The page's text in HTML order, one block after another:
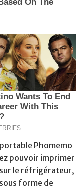
Phomemo
pouvoir imprimer
le réfrigérateur,
forme de